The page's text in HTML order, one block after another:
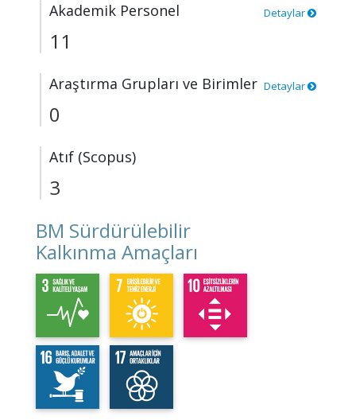
Akademik Personel Detaylar
11
Araştırma Grupları ve Birimler Detaylar
0
Atıf (Scopus)
3
BM Sürdürülebilir
Kalkınma Amaçları